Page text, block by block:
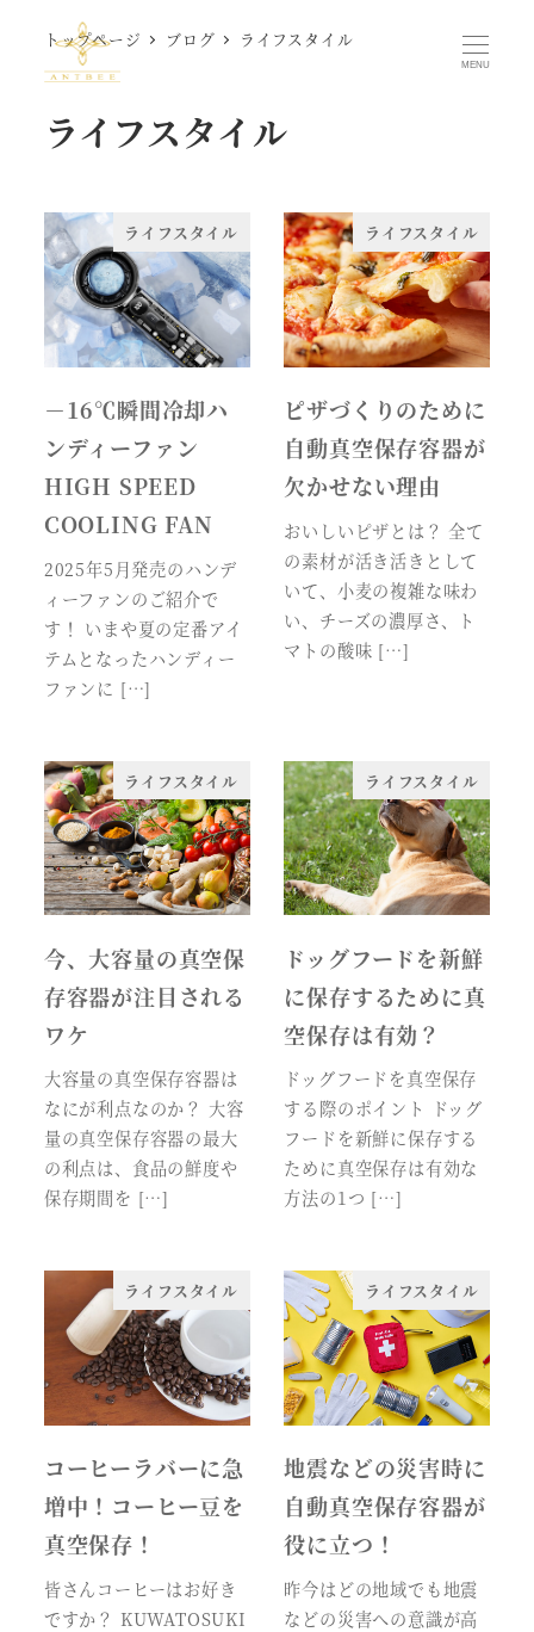
MENU
トップページ ブログ ライフスタイル
ライフスタイル
ライフスタイル
－16℃瞬間冷却ハ
ンディーファン
HIGH SPEED
COOLING FAN
2025年5月発売のハンデ
ィーファンのご紹介で
す！ いまや夏の定番アイ
テムとなったハンディー
ファンに […]
ライフスタイル
ピザづくりのために
自動真空保存容器が
欠かせない理由
おいしいピザとは？ 全て
の素材が活き活きとして
いて、小麦の複雑な味わ
い、チーズの濃厚さ、ト
マトの酸味 […]
ライフスタイル
今、大容量の真空保
存容器が注目される
ワケ
大容量の真空保存容器は
なにが利点なのか？ 大容
量の真空保存容器の最大
の利点は、食品の鮮度や
保存期間を […]
ライフスタイル
ドッグフードを新鮮
に保存するために真
空保存は有効？
ドッグフードを真空保存
する際のポイント ドッグ
フードを新鮮に保存する
ために真空保存は有効な
方法の1つ […]
ライフスタイル
コーヒーラバーに急
増中！コーヒー豆を
真空保存！
皆さんコーヒーはお好き
ですか？ KUWATOSUKI
ライフスタイル
地震などの災害時に
自動真空保存容器が
役に立つ！
昨今はどの地域でも地震
などの災害への意識が高